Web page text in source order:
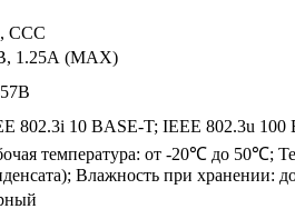
CCC
1.25А (MAX)
802.3i 10 BASE-T; IEEE 802.3u
температура: от -20℃ до 50℃;
Влажность при хранении: